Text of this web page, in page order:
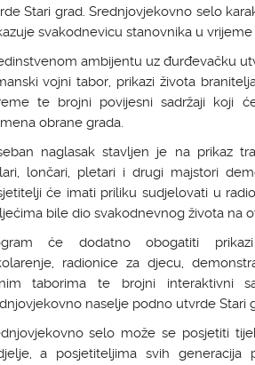
Stari grad. Srednjovjekovno selo
svakodnevicu stanovnika u
ambijentu uz đurđevačku
vojni tabor, prikazi života
te brojni povijesni sadržaji koji
obrane grada.
naglasak stavljen je na prikaz
lončari, pletari i drugi majstori
će imati priliku sudjelovati u
bile dio svakodnevnog života na
će dodatno obogatiti prikazi
radionice za djecu,
taborima te brojni interaktivni
naselje podno utvrde Stari
selo može se posjetiti
a posjetiteljima svih